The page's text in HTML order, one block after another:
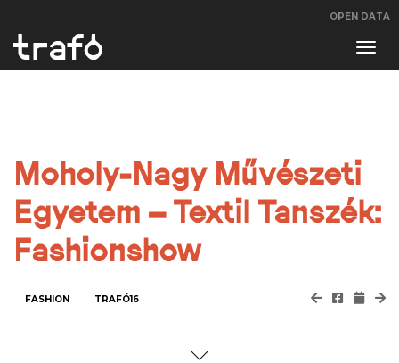
OPEN DATA
Moholy-Nagy Művészeti
Egyetem – Textil Tanszék:
Fashionshow
FASHION TRAFÓ16